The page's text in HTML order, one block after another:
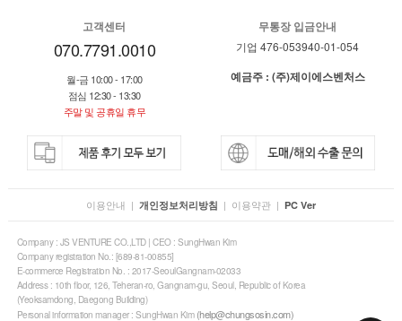
고객센터
070.7791.0010
월-금 10:00 - 17:00
점심 12:30 - 13:30
주말 및 공휴일 휴무
무통장 입금안내
기업 476-053940-01-054
예금주 : (주)제이에스벤처스
이용안내 | 개인정보처리방침 | 이용약관 | PC Ver
Company : JS VENTURE CO.,LTD | CEO : SungHwan Kim
Company registration No.: [689-81-00855]
E-commerce Registration No. : 2017-SeoulGangnam-02033
Address : 10th floor, 126, Teheran-ro, Gangnam-gu, Seoul, Republic of Korea
(Yeoksamdong, Daegong Building)
Personal information manager : SungHwan Kim (help@chungsosin.com)